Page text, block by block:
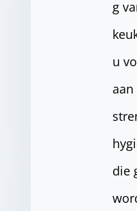
g
u
aan
die